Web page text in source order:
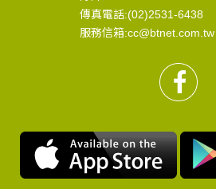
傳真電話:(02)2531-6438
服務信箱:cc@btnet.com.tw